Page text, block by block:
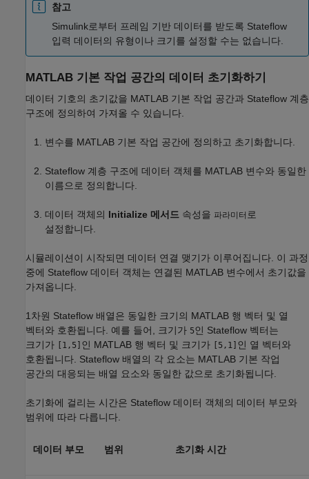
참고
Simulink로부터 프레임 기반 데이터를 받도록 Stateflow
입력 데이터의 유형이나 크기를 설정할 수는 없습니다.
MATLAB 기본 작업 공간의 데이터 초기화하기
데이터 기호의 초기값을 MATLAB 기본 작업 공간과 Stateflow 계층
구조에 정의하여 가져올 수 있습니다.
변수를 MATLAB 기본 작업 공간에 정의하고 초기화합니다.
Stateflow 계층 구조에 데이터 객체를 MATLAB 변수와 동일한
이름으로 정의합니다.
데이터 객체의 Initialize 메서드 속성을 파라미터 로
설정합니다.
시뮬레이션이 시작되면 데이터 연결 맺기가 이루어집니다. 이 과정
중에 Stateflow 데이터 객체는 연결된 MATLAB 변수에서 초기값을
가져옵니다.
1차원 Stateflow 배열은 동일한 크기의 MATLAB 행 벡터 및 열
벡터와 호환됩니다. 예를 들어, 크기가 5인 Stateflow 벡터는
크기가 [1,5] 인 MATLAB 행 벡터 및 크기가 [5,1] 인 열 벡터와
호환됩니다. Stateflow 배열의 각 요소는 MATLAB 기본 작업
공간의 대응되는 배열 요소와 동일한 값으로 초기화됩니다.
초기화에 걸리는 시간은 Stateflow 데이터 객체의 데이터 부모와
범위에 따라 다릅니다.
데이터 부모 범위 초기화 시간